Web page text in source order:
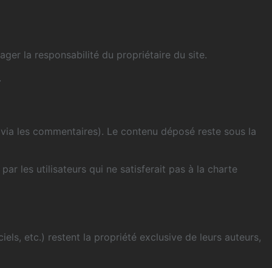
la responsabilité du propriétaire du site.
les commentaires). Le contenu déposé reste sous la
les utilisateurs qui ne satisferait pas à la charte
etc.) restent la propriété exclusive de leurs auteurs,